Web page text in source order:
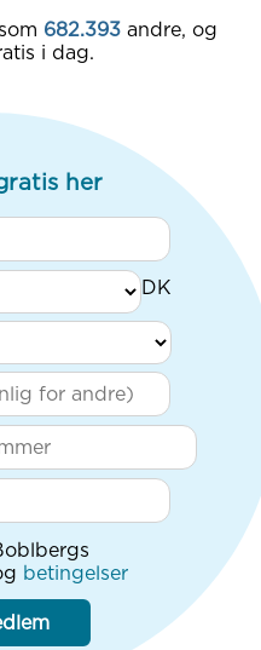
682.393 andre, og
i dag.
her
betingelser